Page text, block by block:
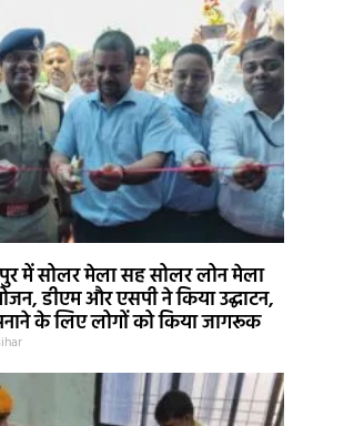
में सोलर मेला सह सोलर लोन मेला
डीएम और एसपी ने किया उद्घाटन,
के लिए लोगों को किया जागरूक